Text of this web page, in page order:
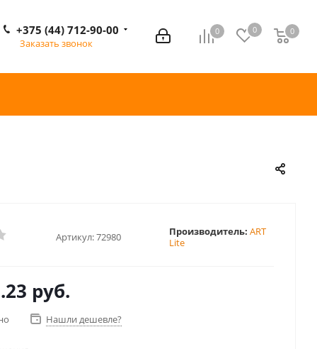
0 0 0
0
+375 (44) 712-90-00
Заказать звонок
Артикул:72980 Производитель: ART
Lite
руб.
Нашли дешевле?